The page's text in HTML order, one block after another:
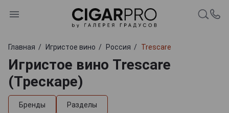
Главная Игристое вино Россия Trescare
Игристое вино Trescare
(Трескаре)
Бренды Разделы